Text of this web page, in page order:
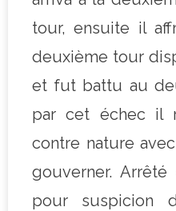
tour, ensuite il
deuxième tour
et fut battu au
par cet échec il
contre nature
gouverner.
pour suspicion